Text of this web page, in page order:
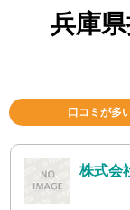
兵庫
口コミが多
株式会